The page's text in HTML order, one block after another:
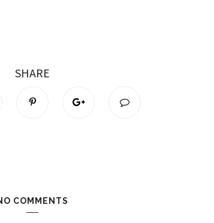
SHARE
COMMENTS